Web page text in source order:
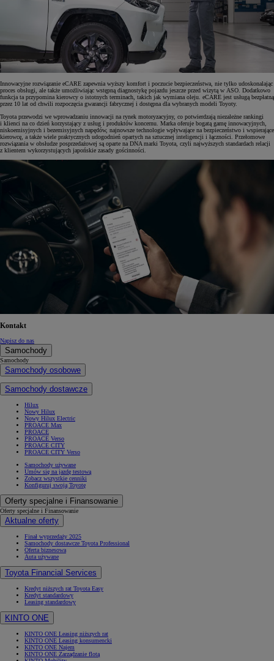
Innowacyjne rozwiązanie eCARE zapewnia wyższy komfort i poczucie bezpieczeństwa, nie tylko udoskonalając
proces obsługi, ale także umożliwiając wstępną diagnostykę pojazdu jeszcze przed wizytą w ASO. Dodatkowo
funkcja ta przypomina kierowcy o istotnych terminach, takich jak wymiana oleju. eCARE jest usługą bezpłatną
przez 10 lat od chwili rozpoczęcia gwarancji fabrycznej i dostępna dla wybranych modeli Toyoty.
Toyota przewodzi we wprowadzaniu innowacji na rynek motoryzacyjny, co potwierdzają niezależne rankingi
i klienci na co dzień korzystający z usług i produktów koncernu. Marka oferuje bogatą gamę innowacyjnych,
niskoemisyjnych i bezemisyjnych napędów, najnowsze technologie wpływające na bezpieczeństwo i wspierające
kierowcę, a także wiele praktycznych udogodnień opartych na sztucznej inteligencji i łączności. Przełomowe
rozwiązania w obsłudze posprzedażowej są oparte na DNA marki Toyota, czyli najwyższych standardach relacji
z klientem wykorzystujących japońskie zasady gościnności.
Kontakt
Napisz do nas
Samochody
Samochody
Samochody osobowe
Samochody dostawcze
Hilux
Nowy Hilux
Nowy Hilux Electric
PROACE Max
PROACE
PROACE Verso
PROACE CITY
PROACE CITY Verso
Samochody używane
Umów się na jazdę testową
Zobacz wszystkie cenniki
Konfiguruj swoją Toyotę
Oferty specjalne i Finansowanie
Oferty specjalne i Finansowanie
Aktualne oferty
Finał wyprzedaży 2025
Samochody dostawcze Toyota Professional
Oferta biznesowa
Auta używane
Toyota Financial Services
Kredyt niższych rat Toyota Easy
Kredyt standardowy
Leasing standardowy
KINTO ONE
KINTO ONE Leasing niższych rat
KINTO ONE Leasing konsumencki
KINTO ONE Najem
KINTO ONE Zarządzanie flotą